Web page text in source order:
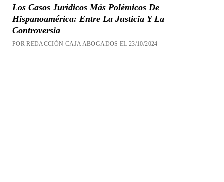
Los Casos Jurídicos Más Polémicos De
Hispanoamérica: Entre La Justicia Y La
Controversia
POR REDACCIÓN CAJA ABOGADOS EL 23/10/2024